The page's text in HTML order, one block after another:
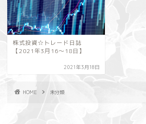
株式投資☆トレード日誌
【2021年3月16～18日】
2021年3月18日
HOME 未分類